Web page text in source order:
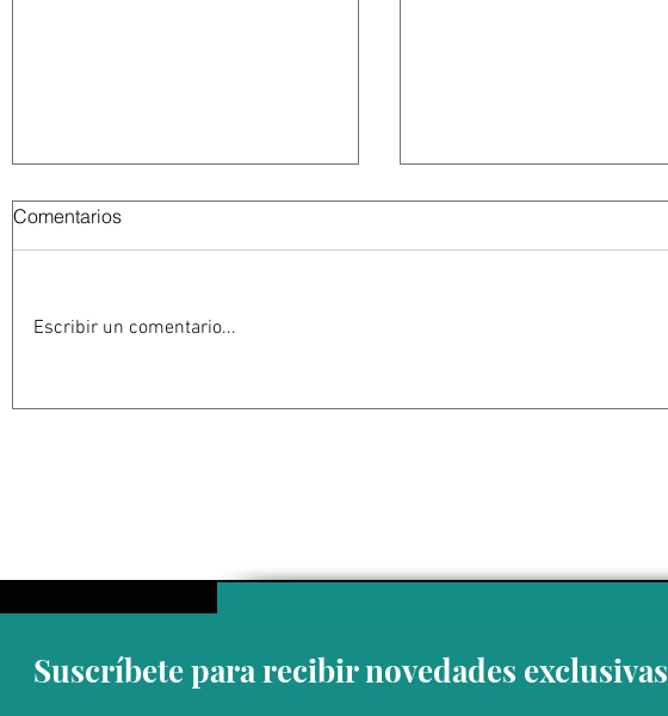
Comentarios
Escribir un comentario...
Suscríbete para recibir novedades exclusivas